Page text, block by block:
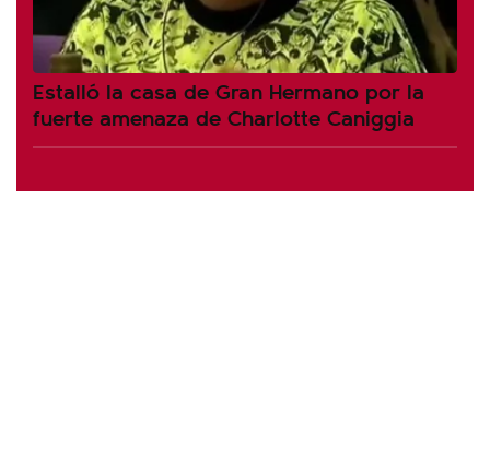
Estalló la casa de Gran Hermano por la
fuerte amenaza de Charlotte Caniggia